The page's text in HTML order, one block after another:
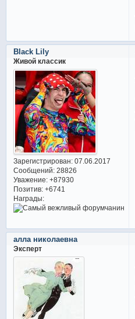
Black Lily
Живой классик
Зарегистрирован: 07.06.2017
Сообщений:28826
Уважение: +87930
Позитив: +6741
Награды:
алла николаевна
Эксперт